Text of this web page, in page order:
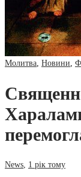
Молитва Новини
News 1 рік тому